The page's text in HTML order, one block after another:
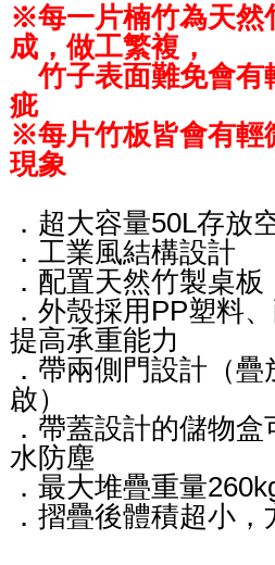
※每一片楠竹為天然
成，做工繁複，
竹子表面難免會有
疵
※每片竹板皆會有輕
現象
．超大容量50L存放
．工業風結構設計
．配置天然竹製桌板
．外殼採用PP塑料
提高承重能力
．帶兩側門設計（
啟）
．帶蓋設計的儲物
水防塵
．最大堆疊重量
．摺疊後體積超小